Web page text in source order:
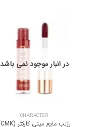
در انبار موجود نمی باشد
CHARACTER
رژلب مایع مینی کارکتر (CMK)